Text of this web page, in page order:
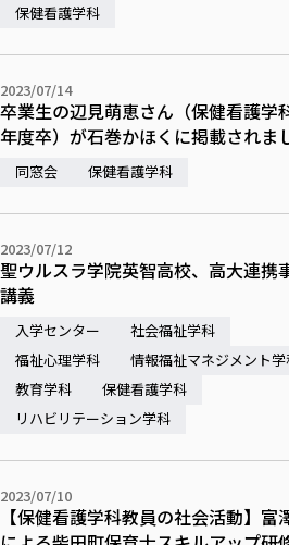
スポーツ傷害保険
保健看護学科
2023/07/14
卒業生の辺見萌恵さん（保健看護学
年度卒）が石巻かほくに掲載されま
同窓会 保健看護学科
2023/07/12
聖ウルスラ学院英智高校、高大連携
講義
入学センター
社会福祉学科
福祉心理学科
情報福祉マネジメント
教育学科
保健看護学科
リハビリテーション学科
2023/07/10
【保健看護学科教員の社会活動】富